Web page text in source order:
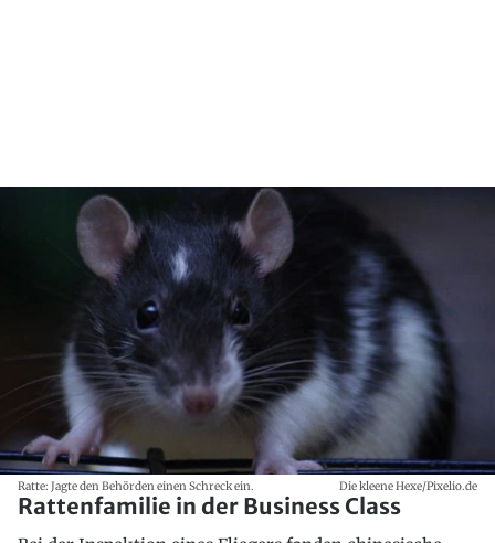
Ratte: Jagte den Behörden einen Schreck ein. Die kleene Hexe/Pixelio.de
Rattenfamilie in der Business Class